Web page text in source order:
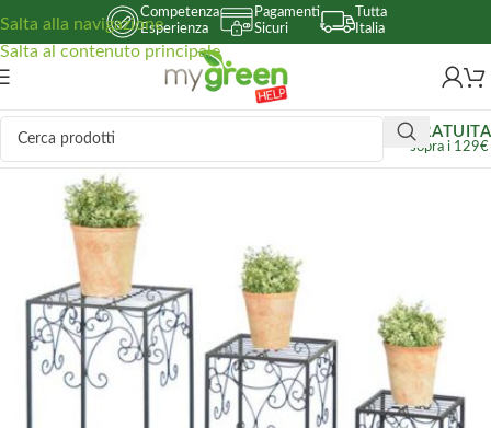
Salta alla navigazione
Salta al contenuto principale
Competenza
Esperienza
Pagamenti
Sicuri
Tutta
Italia
GRATUITA
sopra i 129€